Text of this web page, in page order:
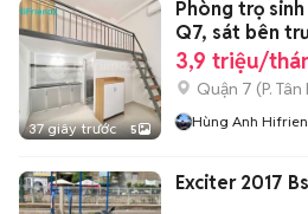
37 giây trước 5
Phòng trọ
Q7, sát bên
3,9 triệu/
Quận 7 (P.
Hùng Anh
Exciter 2017